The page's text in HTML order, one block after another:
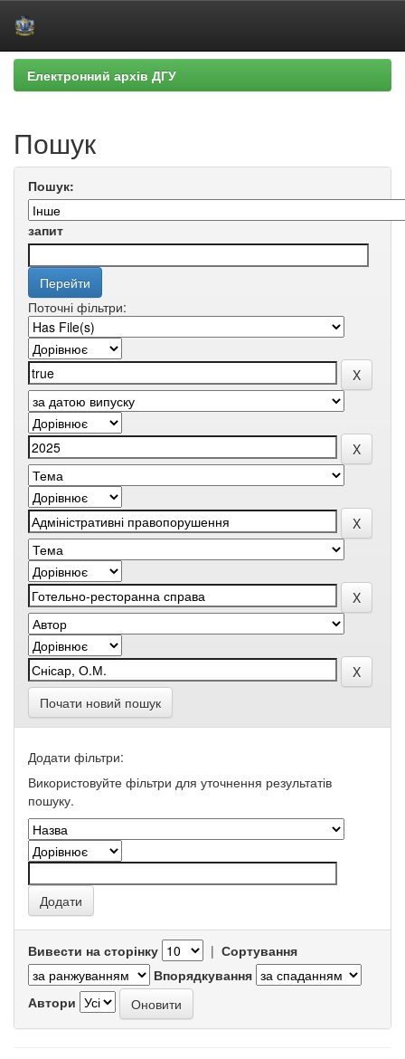
Skip
navigation
Електронний архів ДГУ
Пошук
Пошук:
запит
Поточні фільтри:
Почати новий пошук
Додати фільтри:
Використовуйте фільтри для уточнення результатів
пошуку.
Вивести на сторінку | Сортування
Впорядкування
Автори